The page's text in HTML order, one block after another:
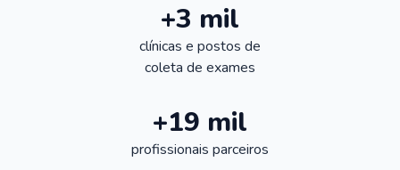
+3 mil
clínicas e postos de
coleta de exames
+19 mil
profissionais parceiros